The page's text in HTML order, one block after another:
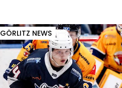
GÖRLITZ NEWS